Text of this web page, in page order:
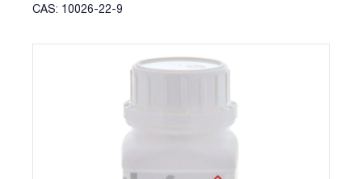
CAS: 10026-22-9